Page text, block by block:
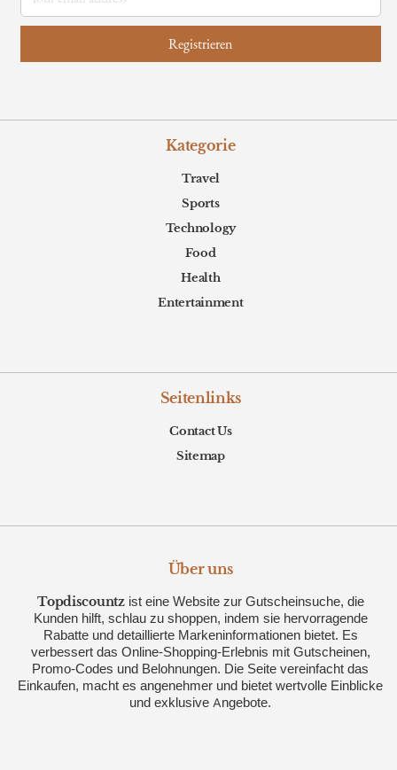
Kategorie
Travel
Sports
Technology
Food
Health
Entertainment
Seitenlinks
Contact Us
Sitemap
Über uns
Topdiscountzist eine Website zur Gutscheinsuche, die
Kunden hilft, schlau zu shoppen, indem sie hervorragende
Rabatte und detaillierte Markeninformationen bietet. Es
verbessert das Online-Shopping-Erlebnis mit Gutscheinen,
Promo-Codes und Belohnungen. Die Seite vereinfacht das
Einkaufen, macht es angenehmer und bietet wertvolle Einblicke
und exklusive Angebote.